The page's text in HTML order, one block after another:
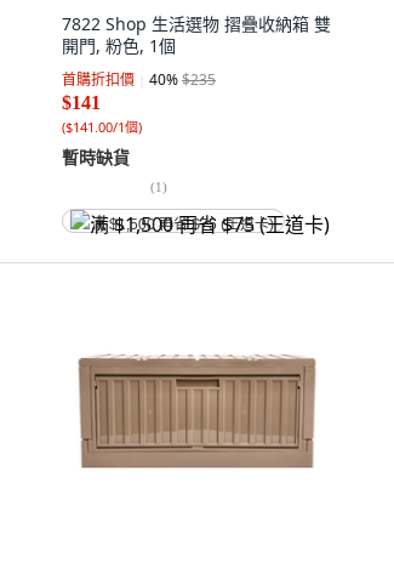
7822 Shop 生活選物 摺疊收納箱 雙
開門, 粉色, 1個
首購折扣價 40%$235
$141
($141.00/1個)
暫時缺貨
(1)
满 $1,500 再省 $75 (王道卡)